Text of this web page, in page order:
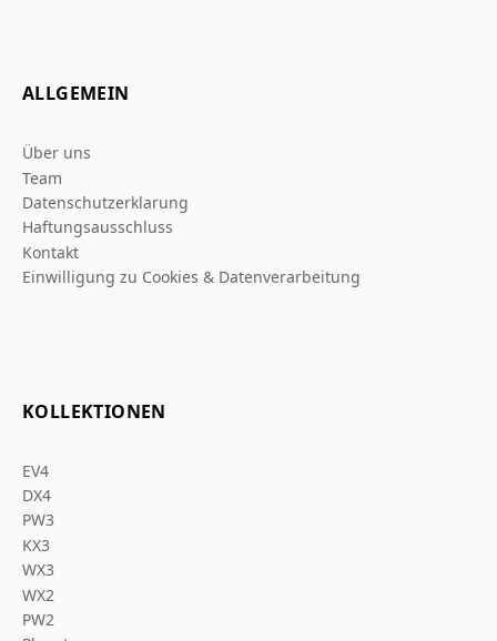
ALLGEMEIN
Über uns
Team
Datenschutzerklarung
Haftungsausschluss
Kontakt
Einwilligung zu Cookies & Datenverarbeitung
KOLLEKTIONEN
EV4
DX4
PW3
KX3
WX3
WX2
PW2